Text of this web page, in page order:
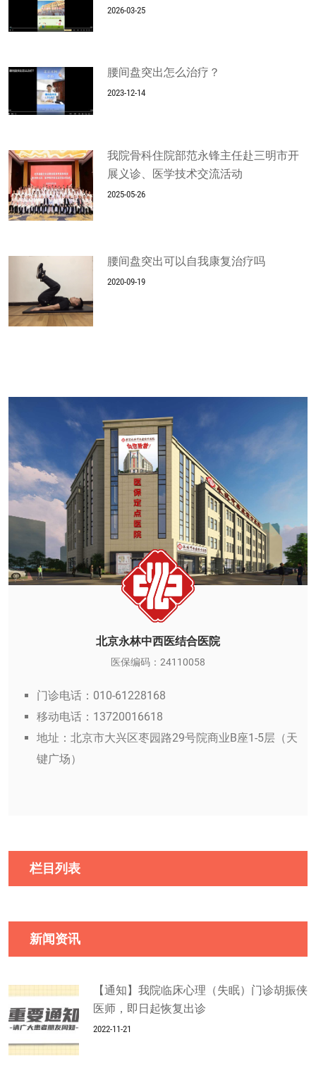
2026-03-25
腰间盘突出怎么治疗？
2023-12-14
我院骨科住院部范永锋主任赴三明市开
展义诊、医学技术交流活动
2025-05-26
腰间盘突出可以自我康复治疗吗
2020-09-19
北京永林中西医结合医院
医保编码：24110058
门诊电话：010-61228168
移动电话：13720016618
地址：北京市大兴区枣园路29号院商业B座1-5层（天
键广场）
栏目列表
新闻资讯
【通知】我院临床心理（失眠）门诊胡振侠
医师，即日起恢复出诊
2022-11-21